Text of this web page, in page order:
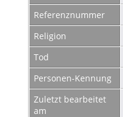
Referenznummer
Religion
Tod
Personen-Kennung
Zuletzt bearbeitet
am